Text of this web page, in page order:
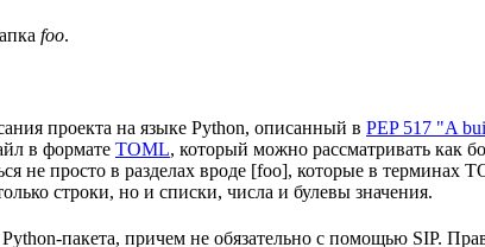
foo.
проекта на языке Python, описанный в PEP 517 "A
в формате TOML, который можно рассматривать как
не просто в разделах вроде [foo], которые в терминах
строки, но и списки, числа и булевы значения.
пакета, причем не обязательно с помощью SIP.